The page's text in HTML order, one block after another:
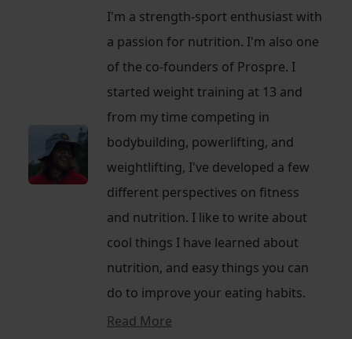
I'm a strength-sport enthusiast with
a passion for nutrition. I'm also one
of the co-founders of Prospre. I
started weight training at 13 and
from my time competing in
bodybuilding, powerlifting, and
weightlifting, I've developed a few
different perspectives on fitness
and nutrition. I like to write about
cool things I have learned about
nutrition, and easy things you can
do to improve your eating habits.
Read More